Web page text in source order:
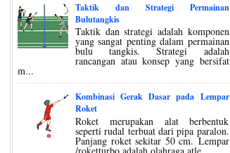
Taktik dan Strategi Permainan
Bulutangkis
Taktik dan strategi adalah komponen
yang sangat penting dalam permainan
bulu tangkis. Strategi adalah
rancangan atau konsep yang bersifat
m...
Kombinasi Gerak Dasar pada Lempar
Roket
Roket merupakan alat berbentuk
seperti rudal terbuat dari pipa paralon.
Panjang roket sekitar 50 cm. Lempar